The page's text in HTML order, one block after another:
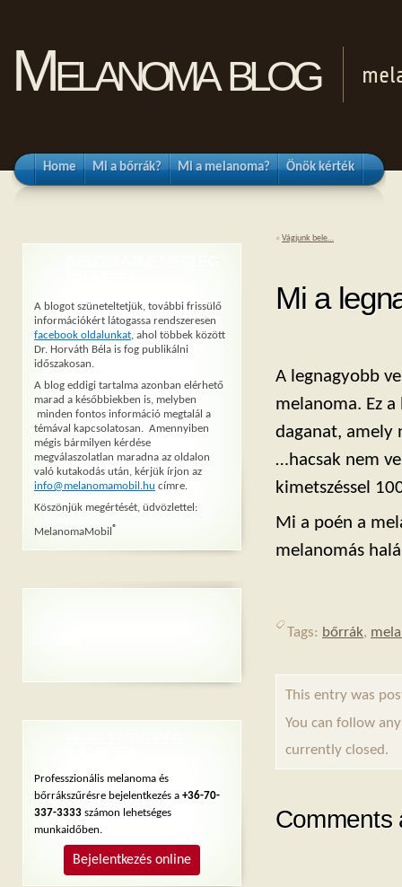
Melanoma blog
Home Mi a bőrrák? Mi a melanoma? Önök kérték
« Vágjunk bele…
Mi a
A legnagyobb
melanoma. Ez
daganat, amely
…hacsak nem
kimetszéssel
Mi a poén a
melanomás
Tags: bőrrák,
This entry was
You can follow
currently closed.
Comments
A blogot szüneteltetjük, további frissülő
információkért látogassa rendszeresen
facebook oldalunkat, ahol többek között
Dr. Horváth Béla is fog publikálni
időszakosan.
A blog eddigi tartalma azonban elérhető
marad a későbbiekben is, melyben
minden fontos információ megtalál a
témával kapcsolatosan. Amennyiben
mégis bármilyen kérdése
megválaszolatlan maradna az oldalon
való kutakodás után, kérjük írjon az
info@melanomamobil.hu címre.
Köszönjük megértését, üdvözlettel:
MelanomaMobil®
Professzionális melanoma és
bőrrákszűrésre bejelentkezés a +36-70-
337-3333 számon lehetséges
munkaidőben.
Bejelentkezés online